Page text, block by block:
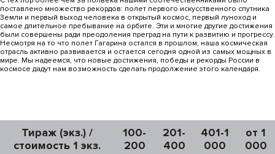
поставлено множество рекордов: полет первого искусственного спутника
Земли и первый выход человека в открытый космос, первый луноход и
самое длительное пребывание на орбите. Эти и многие другие достижения
были совершены ради преодоления преград на пути к развитию и прогрессу.
Несмотря на то что полет Гагарина остался в прошлом, наша космическая
отрасль активно развивается и остается сегодня одной из самых мощных в
мире. Мы надеемся, что новые достижения, победы и рекорды России в
космосе дадут нам возможность сделать продолжение этого календаря.
Тираж (экз.) /
стоимость 1 экз.
100-
200
201-
400
401-1
000
от 1
000